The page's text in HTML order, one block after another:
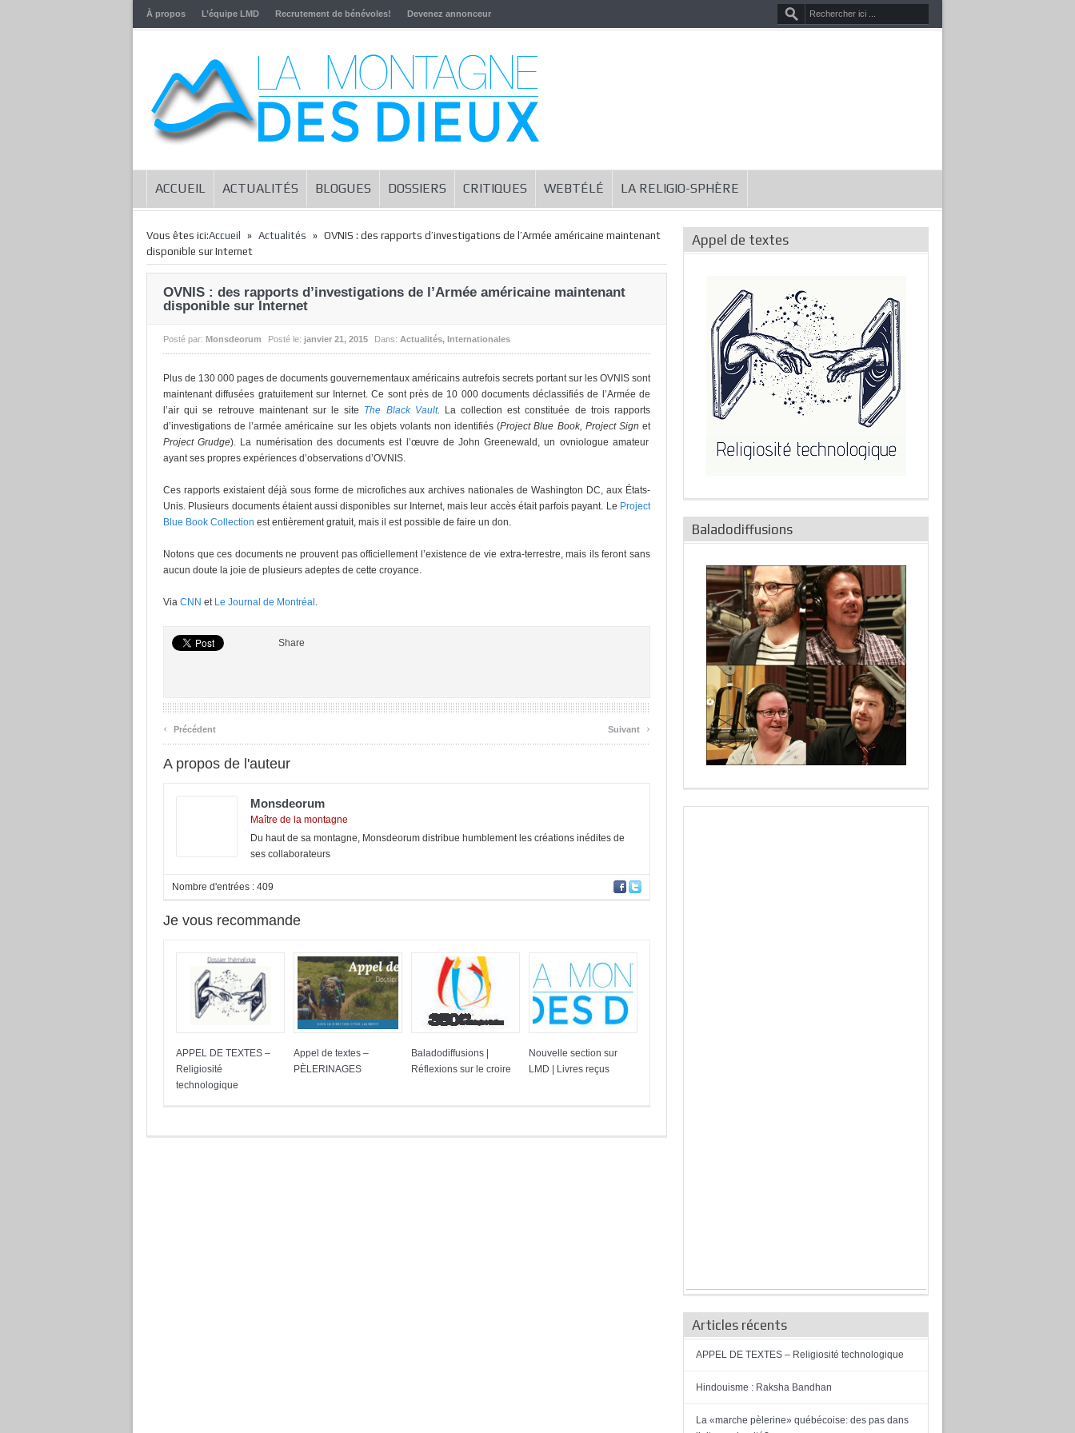
À propos L’équipe LMD Recrutement de bénévoles! Devenez annonceur
ACCUEIL ACTUALITÉS BLOGUES DOSSIERS CRITIQUES WEBTÉLÉ LA RELIGIO-SPHÈRE
Vous êtes ici:Accueil » Actualités » OVNIS : des rapports d’investigations de l’Armée américaine maintenant
disponible sur Internet
OVNIS : des rapports d’investigations de l’Armée américaine maintenant
disponible sur Internet
Posté par: Monsdeorum Posté le: janvier 21, 2015 Dans: Actualités, Internationales
Plus de 130 000 pages de documents gouvernementaux américains autrefois secrets portant sur les OVNIS sont
maintenant diffusées gratuitement sur Internet. Ce sont près de 10 000 documents déclassifiés de l’Armée de
l’air qui se retrouve maintenant sur le site The Black Vault.
La collection est constituée de trois rapports
d’investigations de l’armée américaine sur les objets volants non identifiés (Project Blue Book, Project Signet
Project Grudge). La numérisation des documents est l’œuvre de John Greenewald, un ovniologue amateur
ayant ses propres expériences d’observations d’OVNIS.
Ces rapports existaient déjà sous forme de microfiches aux archives nationales de Washington DC, aux États-
Unis. Plusieurs documents étaient aussi disponibles sur Internet, mais leur accès était parfois payant. Le Project
Blue Book Collection est entièrement gratuit, mais il est possible de faire un don.
Notons que ces documents ne prouvent pas officiellement l’existence de vie extra-terrestre, mais ils feront sans
aucun doute la joie de plusieurs adeptes de cette croyance.
Via CNN et Le Journal de Montréal .
Share
‹ Précédent Suivant ›
A propos de l'auteur
Monsdeorum
Maître de la montagne
Du haut de sa montagne, Monsdeorum distribue humblement les créations inédites de
ses collaborateurs
Nombre d'entrées : 409
Je vous recommande
APPEL DE TEXTES –
Religiosité
technologique
Appel de textes –
PÈLERINAGES
Baladodiffusions |
Réflexions sur le croire
Nouvelle section sur
LMD | Livres reçus
Appel de textes
Baladodiffusions
Articles récents
APPEL DE TEXTES – Religiosité technologique
Hindouisme : Raksha Bandhan
La «marche pèlerine» québécoise: des pas dans